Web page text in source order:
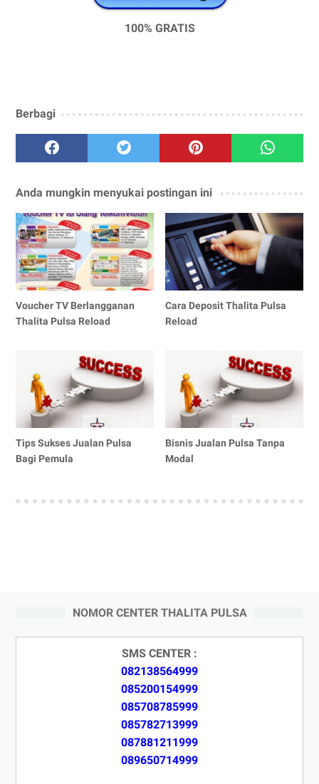
100% GRATIS
Berbagi
Anda mungkin menyukai postingan ini
Voucher TV Berlangganan
Thalita Pulsa Reload
Cara Deposit Thalita Pulsa
Reload
Tips Sukses Jualan Pulsa
Bagi Pemula
Bisnis Jualan Pulsa Tanpa
Modal
NOMOR CENTER THALITA PULSA
SMS CENTER :
082138564999
085200154999
085708785999
085782713999
087881211999
089650714999